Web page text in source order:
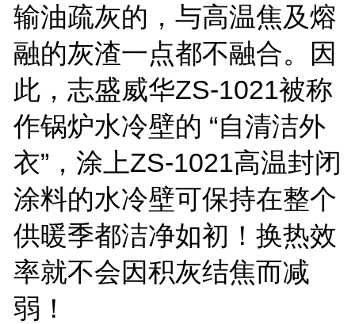
输油疏灰的，与高温焦及熔
融的灰渣一点都不融合。因
此，志盛威华ZS-1021被称
作锅炉水冷壁的 “自清洁外
衣”，涂上ZS-1021高温封闭
涂料的水冷壁可保持在整个
供暖季都洁净如初！换热效
率就不会因积灰结焦而减
弱！